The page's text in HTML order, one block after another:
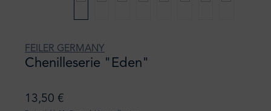
FEILER GERMANY
Chenilleserie "Eden"
13,50 €